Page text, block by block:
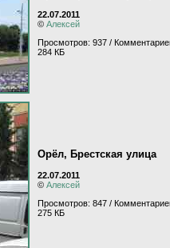
22.07.2011
© Алексей
Просмотров: 937 /
284 КБ
Орёл, Брестская улица
22.07.2011
© Алексей
Просмотров: 847 /
275 КБ